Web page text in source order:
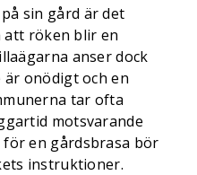
sin gård är det
att röken blir en
anser dock
onödigt och en
tar ofta
motsvarande
för en gårdsbrasa bör
instruktioner.